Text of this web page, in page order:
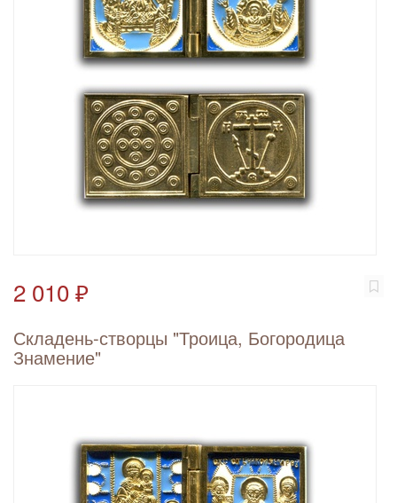
2 010 ₽
Складень-створцы "Троица, Богородица
Знамение"